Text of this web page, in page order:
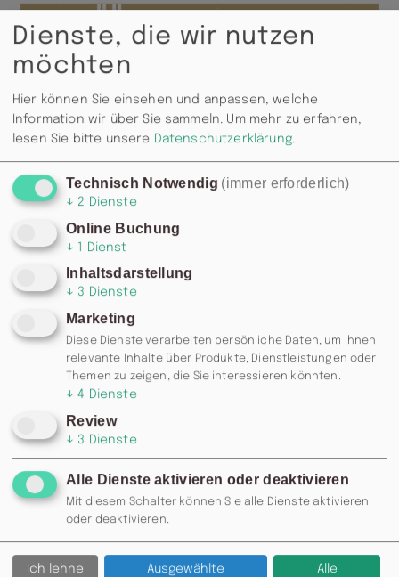
77 ODERINFO@MOSKAU-
CHEMNITZ.DE
Zurück
Dienste, die wir nutzen
möchten
Hier können Sie einsehen und anpassen, welche
Information wir über Sie sammeln. Um mehr zu erfahren,
lesen Sie bitte unsere Datenschutzerklärung.
Technisch Notwendig (immer erforderlich)
↓ 2 Dienste
Online Buchung
↓ 1 Dienst
Inhaltsdarstellung
↓ 3 Dienste
Marketing
Diese Dienste verarbeiten persönliche Daten, um Ihnen
relevante Inhalte über Produkte, Dienstleistungen oder
Themen zu zeigen, die Sie interessieren könnten.
↓ 4 Dienste
Review
↓ 3 Dienste
Alle Dienste aktivieren oder deaktivieren
Mit diesem Schalter können Sie alle Dienste aktivieren
oder deaktivieren.
Ich lehne
Ausgewählte
Alle